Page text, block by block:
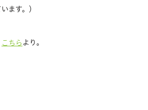
ます。）
こちら より。